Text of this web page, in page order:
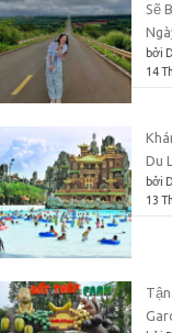
Sẽ
bởi
14
Du
bởi
13